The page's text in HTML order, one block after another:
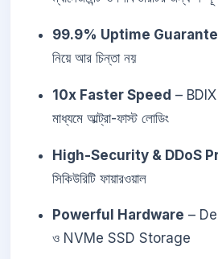
99.9% Uptime
নিয়ে আর চিন্তা নয়
10x Faster Speed –
মাধ্যমে আল্ট্রা-ফাস্ট লোডিং
High-Security & DDoS
সিকিউরিটি ফায়ারওয়াল
Powerful Hardware –
ও NVMe SSD Storage